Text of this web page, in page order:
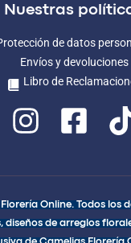
Nuestras
de datos
Envíos y devoluciones
Libro de
Online. Todos los
diseños de arreglos